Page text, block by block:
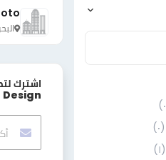
(٠)
(١)
اشترك
Design